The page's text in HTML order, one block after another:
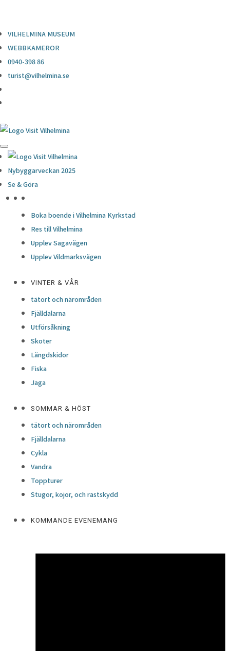
VILHELMINA MUSEUM
WEBBKAMEROR
0940-398 86
turist@vilhelmina.se
Nybyggarveckan 2025
Se & Göra
Boka boende i Vilhelmina Kyrkstad
Res till Vilhelmina
Upplev Sagavägen
Upplev Vildmarksvägen
VINTER & VÅR
tätort och närområden
Fjälldalarna
Utförsåkning
Skoter
Längdskidor
Fiska
Jaga
SOMMAR & HÖST
tätort och närområden
Fjälldalarna
Cykla
Vandra
Toppturer
Stugor, kojor, och rastskydd
KOMMANDE EVENEMANG